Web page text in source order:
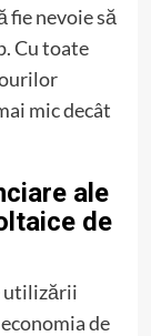
fie nevoie să
Cu toate
mic decât
ale
de
utilizării
de